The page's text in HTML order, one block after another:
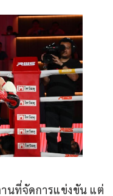
านที่จัดการแข่งขัน แต่